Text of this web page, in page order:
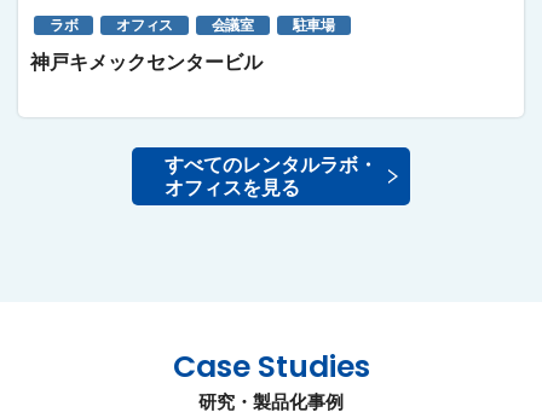
ラボ オフィス 会議室 駐車場
神戸キメックセンタービル
すべてのレンタルラボ・
オフィスを見る
Case Studies
研究・製品化事例